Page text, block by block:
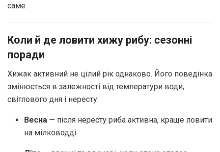
саме.
Коли й де ловити хижу рибу: сезонні
поради
Хижак активний не цілий рік однаково. Його поведінка
змінюється в залежності від температури води,
світлового дня і нересту.
Весна — після нересту риба активна, краще ловити
на мілководді